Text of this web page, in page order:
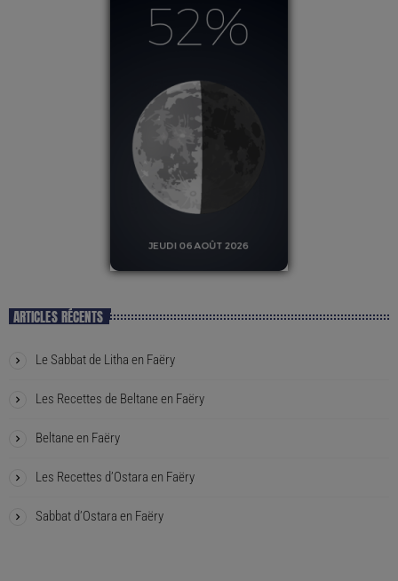
ARTICLES RÉCENTS
Le Sabbat de Litha en Faëry
Les Recettes de Beltane en Faëry
Beltane en Faëry
Les Recettes d’Ostara en Faëry
Sabbat d’Ostara en Faëry